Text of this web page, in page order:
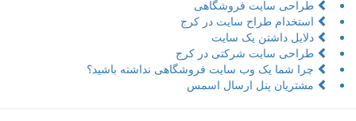
طراحی سایت فروشگاهی
استخدام طراح سایت در کرج
دلایل داشتن یک سایت
طراحی سایت شرکتی در کرج
چرا شما یک وب سایت فروشگاهی نداشته باشید؟
مشتریان پنل ارسال اسمس